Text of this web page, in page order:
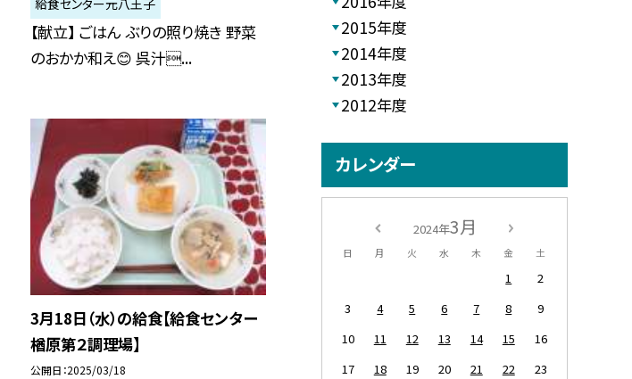
【献立】 ごはん ぶりの照り焼き 野菜
のおかか和え😊 呉汁...
3月18日（水）の給食【給食センター
楢原第２調理場】
公開日 2025/03/18
2015年度
2014年度
2013年度
2012年度
カレンダー
2024年3月
日 月 火 水 木 金 土
1
2
3
4 5 6 7 8
9
10
11 12 13 14 15
16
17
18 19 20 21 22
23